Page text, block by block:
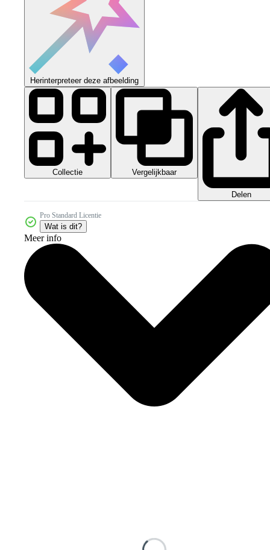
Herinterpreteer deze afbeelding
Collectie Vergelijkbaar
Delen
Pro Standard Licentie
Wat is dit?
Meer info